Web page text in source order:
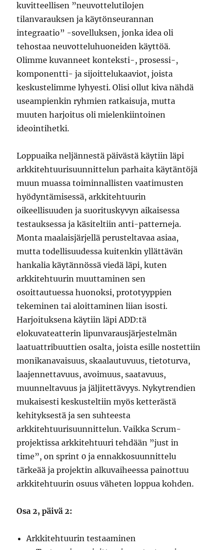
kuvitteellisen ”neuvottelutilojen
tilanvarauksen ja käytönseurannan
integraatio” -sovelluksen, jonka idea oli
tehostaa neuvotteluhuoneiden käyttöä.
Olimme kuvanneet konteksti-, prosessi-,
komponentti- ja sijoittelukaaviot, joista
keskustelimme lyhyesti. Olisi ollut kiva nähdä
useampienkin ryhmien ratkaisuja, mutta
muuten harjoitus oli mielenkiintoinen
ideointihetki.
Loppuaika neljännestä päivästä käytiin läpi
arkkitehtuurisuunnittelun parhaita käytäntöjä
muun muassa toiminnallisten vaatimusten
hyödyntämisessä, arkkitehtuurin
oikeellisuuden ja suorituskyvyn aikaisessa
testauksessa ja käsiteltiin anti-patterneja.
Monta maalaisjärjellä perusteltavaa asiaa,
mutta todellisuudessa kuitenkin yllättävän
hankalia käytännössä viedä läpi, kuten
arkkitehtuurin muuttaminen sen
osoittautuessa huonoksi, prototyyppien
tekeminen tai aloittaminen liian isosti.
Harjoituksena käytiin läpi ADD:tä
elokuvateatterin lipunvarausjärjestelmän
laatuattribuuttien osalta, joista esille nostettiin
monikanavaisuus, skaalautuvuus, tietoturva,
laajennettavuus, avoimuus, saatavuus,
muunneltavuus ja jäljitettävyys. Nykytrendien
mukaisesti keskusteltiin myös ketterästä
kehityksestä ja sen suhteesta
arkkitehtuurisuunnittelun. Vaikka Scrum-
projektissa arkkitehtuuri tehdään ”just in
time”, on sprint 0 ja ennakkosuunnittelu
tärkeää ja projektin alkuvaiheessa painottuu
arkkitehtuurin osuus väheten loppua kohden.
Osa 2, päivä 2:
Arkkitehtuurin testaaminen